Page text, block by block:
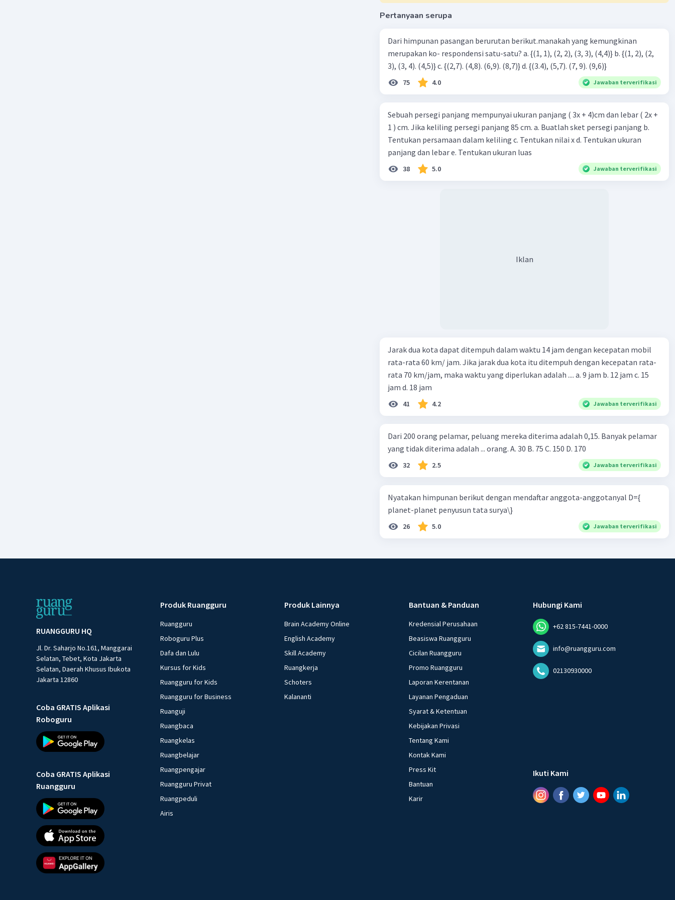
Pertanyaan serupa
Dari himpunan pasangan berurutan berikut.manakah yang kemungkinan
merupakan ko- respondensi satu-satu? a. {(1, 1), (2, 2), (3, 3), (4,4)} b. {(1, 2), (2,
3), (3, 4). (4,5)} c. {(2,7). (4,8). (6,9). (8,7)} d. {(3.4), (5,7). (7, 9). (9,6)}
75 4.0 Jawaban terverifikasi
Sebuah persegi panjang mempunyai ukuran panjang ( 3x + 4)cm dan lebar ( 2x +
1 ) cm. Jika keliling persegi panjang 85 cm. a. Buatlah sket persegi panjang b.
Tentukan persamaan dalam keliling c. Tentukan nilai x d. Tentukan ukuran
panjang dan lebar e. Tentukan ukuran luas
38 5.0 Jawaban terverifikasi
Iklan
Jarak dua kota dapat ditempuh dalam waktu 14 jam dengan kecepatan mobil
rata-rata 60 km/ jam. Jika jarak dua kota itu ditempuh dengan kecepatan rata-
rata 70 km/jam, maka waktu yang diperlukan adalah .... a. 9 jam b. 12 jam c. 15
jam d. 18 jam
41 4.2 Jawaban terverifikasi
Dari 200 orang pelamar, peluang mereka diterima adalah 0,15. Banyak pelamar
yang tidak diterima adalah ... orang. A. 30 B. 75 C. 150 D. 170
32 2.5 Jawaban terverifikasi
Nyatakan himpunan berikut dengan mendaftar anggota-anggotanyal D={
planet-planet penyusun tata surya\}
26 5.0 Jawaban terverifikasi
RUANGGURU HQ
Jl. Dr. Saharjo No.161, Manggarai
Selatan, Tebet, Kota Jakarta
Selatan, Daerah Khusus Ibukota
Jakarta 12860
Coba GRATIS Aplikasi
Roboguru
Coba GRATIS Aplikasi
Ruangguru
Produk Ruangguru
Ruangguru
Roboguru Plus
Dafa dan Lulu
Kursus for Kids
Ruangguru for Kids
Ruangguru for Business
Ruanguji
Ruangbaca
Ruangkelas
Ruangbelajar
Ruangpengajar
Ruangguru Privat
Ruangpeduli
Airis
Produk Lainnya
Brain Academy Online
English Academy
Skill Academy
Ruangkerja
Schoters
Kalananti
Bantuan & Panduan
Kredensial Perusahaan
Beasiswa Ruangguru
Cicilan Ruangguru
Promo Ruangguru
Laporan Kerentanan
Layanan Pengaduan
Syarat & Ketentuan
Kebijakan Privasi
Tentang Kami
Kontak Kami
Press Kit
Bantuan
Karir
Hubungi Kami
+62 815-7441-0000
info@ruangguru.com
02130930000
Ikuti Kami